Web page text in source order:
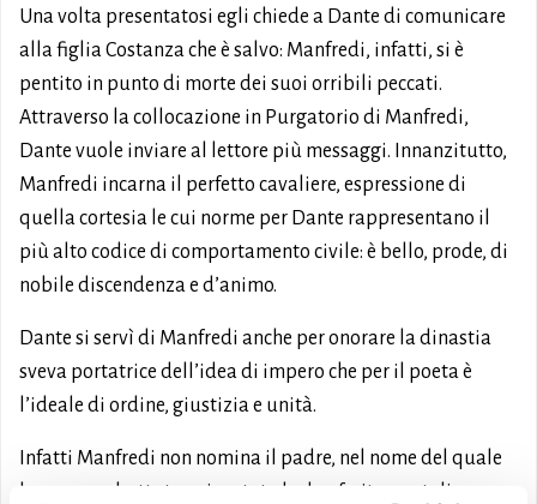
Una volta presentatosi egli chiede a Dante di comunicare
alla figlia Costanza che è salvo: Manfredi, infatti, si è
pentito in punto di morte dei suoi orribili peccati.
Attraverso la collocazione in Purgatorio di Manfredi,
Dante vuole inviare al lettore più messaggi. Innanzitutto,
Manfredi incarna il perfetto cavaliere, espressione di
quella cortesia le cui norme per Dante rappresentano il
più alto codice di comportamento civile: è bello, prode, di
nobile discendenza e d’animo.
Dante si servì di Manfredi anche per onorare la dinastia
sveva portatrice dell’idea di impero che per il poeta è
l’ideale di ordine, giustizia e unità.
Infatti Manfredi non nomina il padre, nel nome del quale
ha pur combattuto e riportato le due ferite mortali.